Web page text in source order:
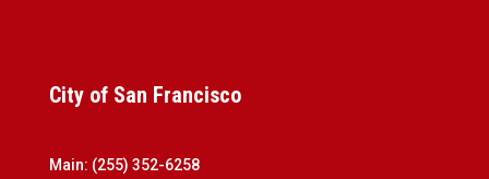
City of San Francisco
Main: (255) 352-6258